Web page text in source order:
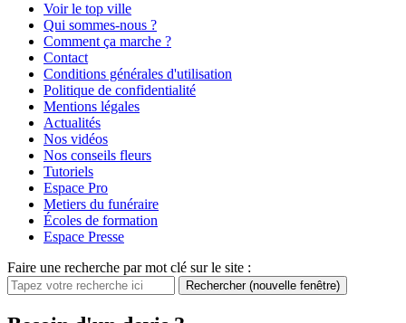
Voir le top ville
Qui sommes-nous ?
Comment ça marche ?
Contact
Conditions générales d'utilisation
Politique de confidentialité
Mentions légales
Actualités
Nos vidéos
Nos conseils fleurs
Tutoriels
Espace Pro
Metiers du funéraire
Écoles de formation
Espace Presse
Faire une recherche par mot clé sur le site :
Rechercher (nouvelle fenêtre)